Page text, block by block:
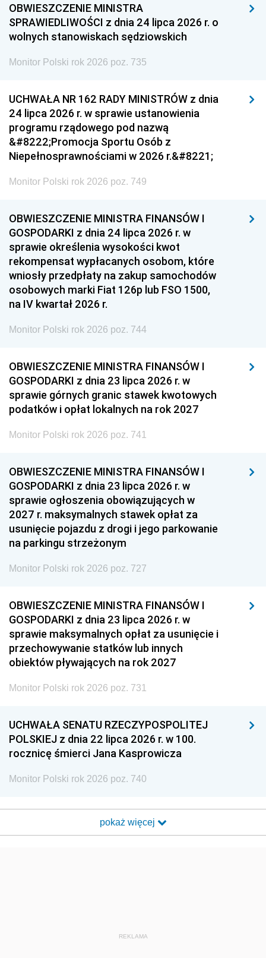
OBWIESZCZENIE MINISTRA
SPRAWIEDLIWOŚCI z dnia 24 lipca 2026 r. o
wolnych stanowiskach sędziowskich
Monitor Polski rok 2026 poz. 735
UCHWAŁA NR 162 RADY MINISTRÓW z dnia
24 lipca 2026 r. w sprawie ustanowienia
programu rządowego pod nazwą
&#8222;Promocja Sportu Osób z
Niepełnosprawnościami w 2026 r.&#8221;
Monitor Polski rok 2026 poz. 749
OBWIESZCZENIE MINISTRA FINANSÓW I
GOSPODARKI z dnia 24 lipca 2026 r. w
sprawie określenia wysokości kwot
rekompensat wypłacanych osobom, które
wniosły przedpłaty na zakup samochodów
osobowych marki Fiat 126p lub FSO 1500,
na IV kwartał 2026 r.
Monitor Polski rok 2026 poz. 744
OBWIESZCZENIE MINISTRA FINANSÓW I
GOSPODARKI z dnia 23 lipca 2026 r. w
sprawie górnych granic stawek kwotowych
podatków i opłat lokalnych na rok 2027
Monitor Polski rok 2026 poz. 741
OBWIESZCZENIE MINISTRA FINANSÓW I
GOSPODARKI z dnia 23 lipca 2026 r. w
sprawie ogłoszenia obowiązujących w
2027 r. maksymalnych stawek opłat za
usunięcie pojazdu z drogi i jego parkowanie
na parkingu strzeżonym
Monitor Polski rok 2026 poz. 727
OBWIESZCZENIE MINISTRA FINANSÓW I
GOSPODARKI z dnia 23 lipca 2026 r. w
sprawie maksymalnych opłat za usunięcie i
przechowywanie statków lub innych
obiektów pływających na rok 2027
Monitor Polski rok 2026 poz. 731
UCHWAŁA SENATU RZECZYPOSPOLITEJ
POLSKIEJ z dnia 22 lipca 2026 r. w 100.
rocznicę śmierci Jana Kasprowicza
Monitor Polski rok 2026 poz. 740
pokaż więcej
REKLAMA